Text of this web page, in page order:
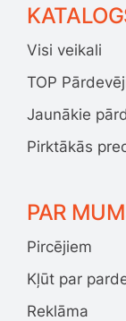
Visi veikali
TOP
Jaunākie
Pirktākās
PAR
Pircējiem
Kļūt par
Reklāma